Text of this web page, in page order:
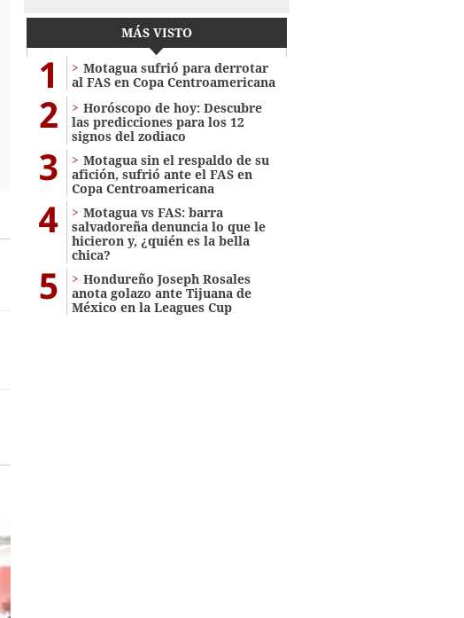
MÁS VISTO
1
Motagua sufrió para derrotar
al FAS en Copa Centroamericana
2
Horóscopo de hoy: Descubre
las predicciones para los 12
signos del zodiaco
3
Motagua sin el respaldo de su
afición, sufrió ante el FAS en
Copa Centroamericana
4
Motagua vs FAS: barra
salvadoreña denuncia lo que le
hicieron y, ¿quién es la bella
chica?
5
Hondureño Joseph Rosales
anota golazo ante Tijuana de
México en la Leagues Cup